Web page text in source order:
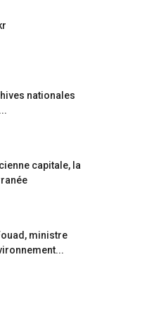
nationales
capitale, la
ministre